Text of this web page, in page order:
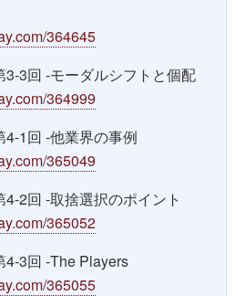
364645
3-3回 -モーダルシフトと個配
364999
4-1回 -他業界の事例
365049
2回 -取捨選択のポイント
365052
4-3回 -The Players
365055